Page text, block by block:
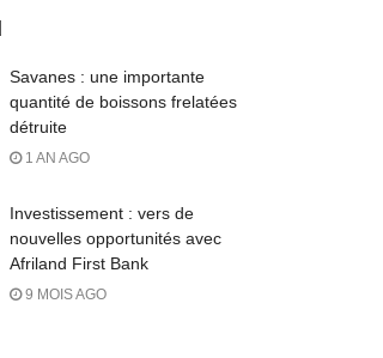
Savanes : une importante
quantité de boissons frelatées
détruite
1 AN AGO
Investissement : vers de
nouvelles opportunités avec
Afriland First Bank
9 MOIS AGO